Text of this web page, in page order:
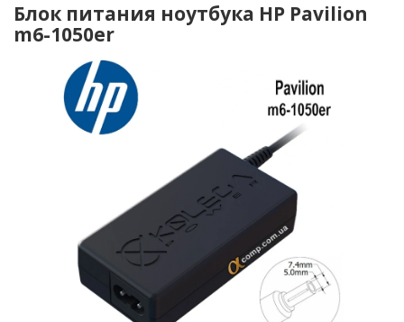
Блок питания ноутбука HP Pavilion
m6-1050er